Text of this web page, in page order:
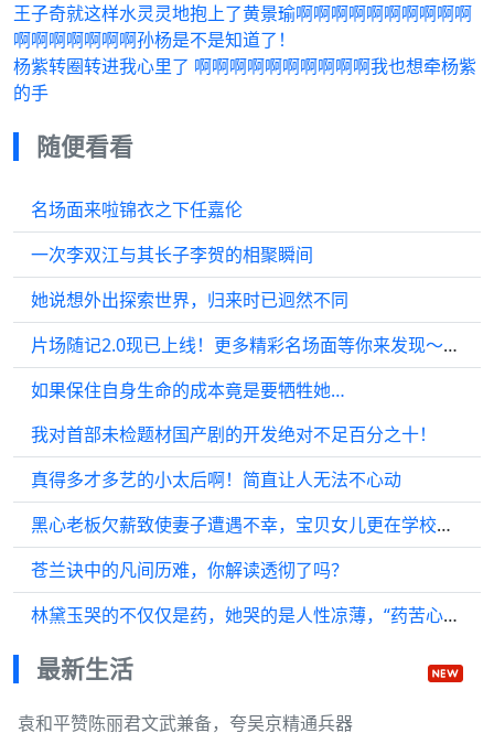
王子奇就这样水灵灵地抱上了黄景瑜啊啊啊啊啊啊啊啊啊啊
啊啊啊啊啊啊啊孙杨是不是知道了！
杨紫转圈转进我心里了 啊啊啊啊啊啊啊啊啊啊我也想牵杨紫
的手
随便看看
名场面来啦锦衣之下任嘉伦
一次李双江与其长子李贺的相聚瞬间
她说想外出探索世界，归来时已迥然不同
片场随记2.0现已上线！更多精彩名场面等你来发现～邓科 片场
如果保住自身生命的成本竟是要牺牲她…
我对首部未检题材国产剧的开发绝对不足百分之十！
真得多才多艺的小太后啊！简直让人无法不心动
黑心老板欠薪致使妻子遭遇不幸，宝贝女儿更在学校遭受老板千金的欺凌？
苍兰诀中的凡间历难，你解读透彻了吗？
林黛玉哭的不仅仅是药，她哭的是人性凉薄，“药苦心更苦”…
最新生活
袁和平赞陈丽君文武兼备，夸吴京精通兵器